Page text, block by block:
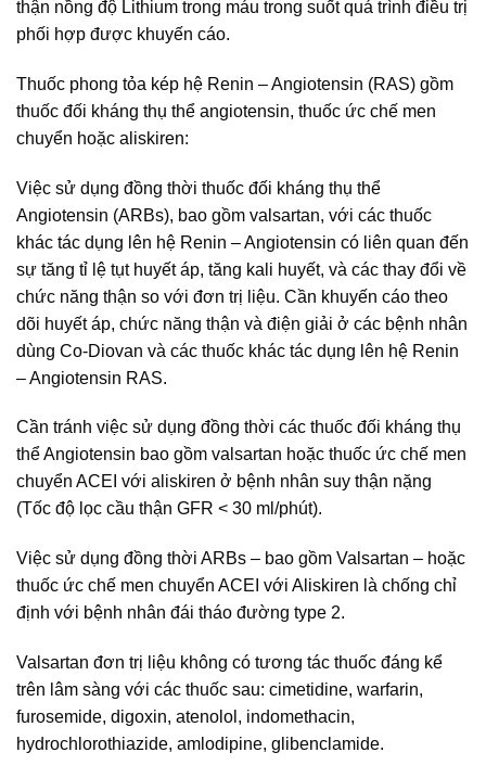
thận nồng độ Lithium trong máu trong suốt quá trình điều trị
phối hợp được khuyến cáo.
Thuốc phong tỏa kép hệ Renin – Angiotensin (RAS) gồm
thuốc đối kháng thụ thể angiotensin, thuốc ức chế men
chuyển hoặc aliskiren:
Việc sử dụng đồng thời thuốc đối kháng thụ thể
Angiotensin (ARBs), bao gồm valsartan, với các thuốc
khác tác dụng lên hệ Renin – Angiotensin có liên quan đến
sự tăng tỉ lệ tụt huyết áp, tăng kali huyết, và các thay đổi về
chức năng thận so với đơn trị liệu. Cần khuyến cáo theo
dõi huyết áp, chức năng thận và điện giải ở các bệnh nhân
dùng Co-Diovan và các thuốc khác tác dụng lên hệ Renin
– Angiotensin RAS.
Cần tránh việc sử dụng đồng thời các thuốc đối kháng thụ
thể Angiotensin bao gồm valsartan hoặc thuốc ức chế men
chuyển ACEI với aliskiren ở bệnh nhân suy thận nặng
(Tốc độ lọc cầu thận GFR < 30 ml/phút).
Việc sử dụng đồng thời ARBs – bao gồm Valsartan – hoặc
thuốc ức chế men chuyển ACEI với Aliskiren là chống chỉ
định với bệnh nhân đái tháo đường type 2.
Valsartan đơn trị liệu không có tương tác thuốc đáng kể
trên lâm sàng với các thuốc sau: cimetidine, warfarin,
furosemide, digoxin, atenolol, indomethacin,
hydrochlorothiazide, amlodipine, glibenclamide.